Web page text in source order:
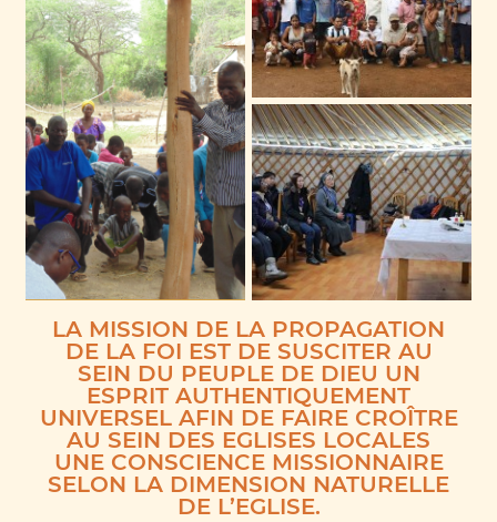
LA MISSION DE LA PROPAGATION
DE LA FOI EST DE SUSCITER AU
SEIN DU PEUPLE DE DIEU UN
ESPRIT AUTHENTIQUEMENT
UNIVERSEL AFIN DE FAIRE CROÎTRE
AU SEIN DES EGLISES LOCALES
UNE CONSCIENCE MISSIONNAIRE
SELON LA DIMENSION NATURELLE
DE L’EGLISE.